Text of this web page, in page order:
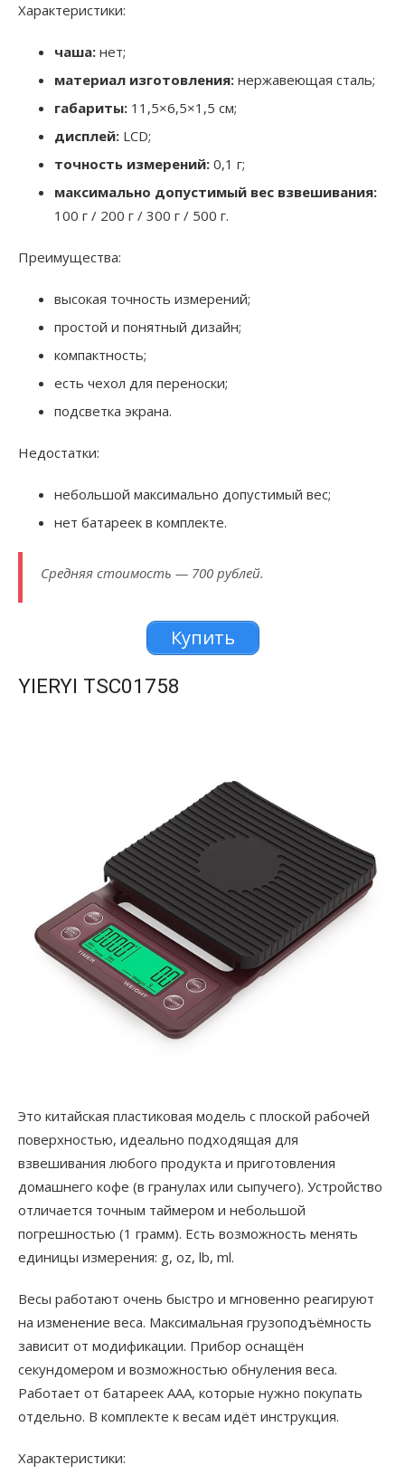
Характеристики:
чаша: нет;
материал изготовления: нержавеющая сталь;
габариты: 11,5×6,5×1,5 см;
дисплей: LCD;
точность измерений: 0,1 г;
максимально допустимый вес взвешивания:
100 г / 200 г / 300 г / 500 г.
Преимущества:
высокая точность измерений;
простой и понятный дизайн;
компактность;
есть чехол для переноски;
подсветка экрана.
Недостатки:
небольшой максимально допустимый вес;
нет батареек в комплекте.
Средняя стоимость — 700 рублей.
Купить
YIERYI TSC01758
Это китайская пластиковая модель с плоской рабочей
поверхностью, идеально подходящая для
взвешивания любого продукта и приготовления
домашнего кофе (в гранулах или сыпучего). Устройство
отличается точным таймером и небольшой
погрешностью (1 грамм). Есть возможность менять
единицы измерения: g, oz, lb, ml.
Весы работают очень быстро и мгновенно реагируют
на изменение веса. Максимальная грузоподъёмность
зависит от модификации. Прибор оснащён
секундомером и возможностью обнуления веса.
Работает от батареек ААА, которые нужно покупать
отдельно. В комплекте к весам идёт инструкция.
Характеристики: